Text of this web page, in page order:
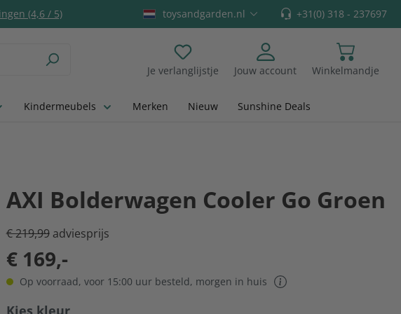
(4,6 / 5) toysandgarden.nl +31(0) 318 - 237697
Je verlanglijstje
Jouw account Winkelmandje
Kindermeubels Merken Nieuw Sunshine Deals
AXI Bolderwagen Cooler Go Groen
€ 219,99adviesprijs
€ 169,-
Op voorraad, voor 15:00 uur besteld, morgen in huis
Selecteer